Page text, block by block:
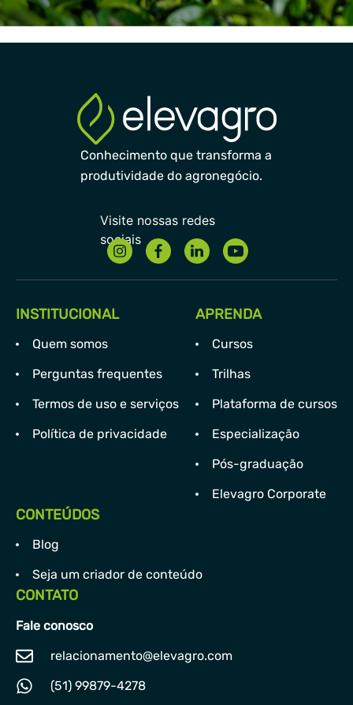
Conhecimento que transforma a
produtividade do agronegócio.
INSTITUCIONAL
Quem somos
Perguntas frequentes
Termos de uso e serviços
Política de privacidade
APRENDA
Cursos
Trilhas
Plataforma de cursos
Especialização
Pós-graduação
Elevagro Corporate
CONTEÚDOS
Blog
Seja um criador de conteúdo
CONTATO
Fale conosco
relacionamento@elevagro.com
(51) 99879-4278